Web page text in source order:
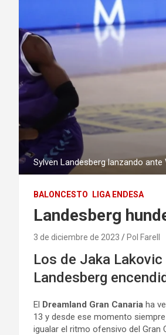
Sylven Landesberg lanzando ante
BALONCESTO LIGA ENDESA
Landesberg
3 de diciembre de 2023 Pol Farell
Los de Jaka
Landesberg
El Dreamland Gran Canaria ha
13 y desde ese momento
igualar el ritmo ofensivo del Gran